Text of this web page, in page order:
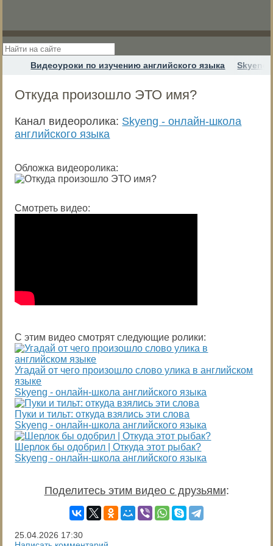
Видеоуроки по изучению английского языка Skyeng
Откуда произошло ЭТО имя?
Канал видеоролика: Skyeng - онлайн-школа
английского языка
Обложка видеоролика:
Смотреть видео:
С этим видео смотрят следующие ролики:
Угадай от чего произошло слово улика в английском
языке
Skyeng - онлайн-школа английского языка
Пуки и тильт: откуда взялись эти слова
Skyeng - онлайн-школа английского языка
Шерлок бы одобрил | Откуда этот рыбак?
Skyeng - онлайн-школа английского языка
Поделитесь этим видео с друзьями:
25.04.2026 17:30